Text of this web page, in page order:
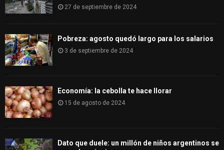
27 de septiembre de 2024
Pobreza: agosto quedó largo para los salarios
3 de septiembre de 2024
Economía: la cebolla te hace llorar
15 de agosto de 2024
Dato que duele: un millón de niños argentinos se